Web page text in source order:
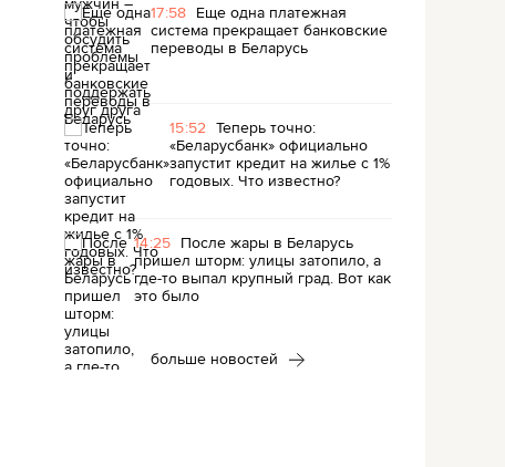
17:58 Еще одна платежная
система прекращает банковские
переводы в Беларусь
15:52 Теперь точно:
«Беларусбанк» официально
запустит кредит на жилье с 1%
годовых. Что известно?
14:25 После жары в Беларусь
пришел шторм: улицы затопило, а
где-то выпал крупный град. Вот как
это было
больше новостей